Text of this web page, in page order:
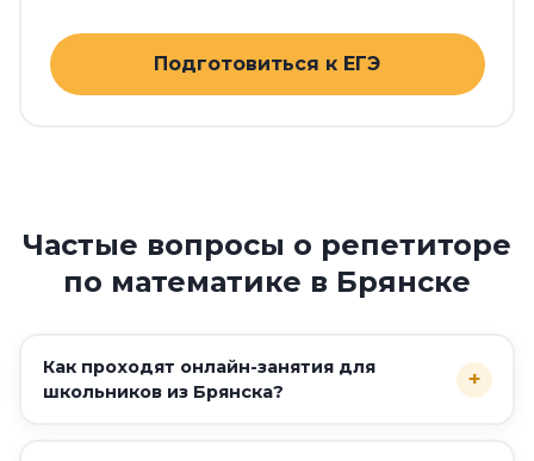
Подготовиться к ЕГЭ
Частые вопросы о репетиторе
по математике в Брянске
Как проходят онлайн-занятия для
школьников из Брянска?
+